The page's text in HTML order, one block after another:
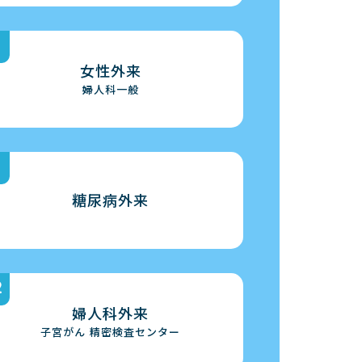
女性外来
婦人科一般
糖尿病外来
婦人科外来
子宮がん 精密検査センター